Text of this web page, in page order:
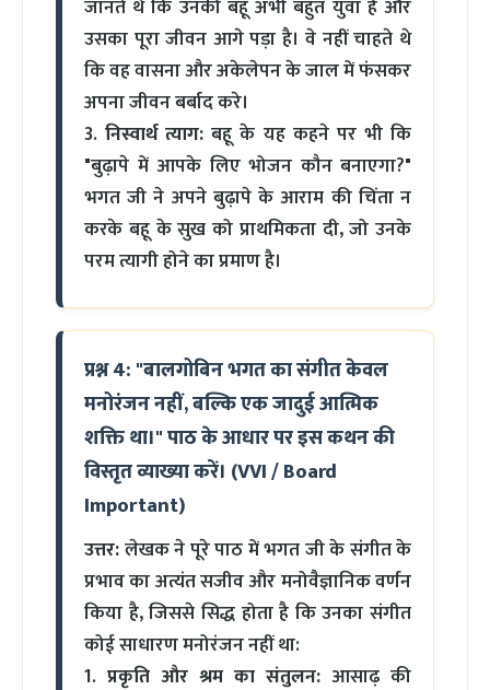
जानते थे कि उनकी बहू अभी बहुत युवा है और
उसका पूरा जीवन आगे पड़ा है। वे नहीं चाहते थे
कि वह वासना और अकेलेपन के जाल में फंसकर
अपना जीवन बर्बाद करे।
3.निस्वार्थ त्याग: बहू के यह कहने पर भी कि
"बुढ़ापे में आपके लिए भोजन कौन बनाएगा?"
भगत जी ने अपने बुढ़ापे के आराम की चिंता न
करके बहू के सुख को प्राथमिकता दी, जो उनके
परम त्यागी होने का प्रमाण है।
प्रश्न 4: "बालगोबिन भगत का संगीत केवल
मनोरंजन नहीं, बल्कि एक जादुई आत्मिक
शक्ति था।" पाठ के आधार पर इस कथन की
विस्तृत व्याख्या करें। (VVI / Board
Important)
उत्तर:लेखक ने पूरे पाठ में भगत जी के संगीत के
प्रभाव का अत्यंत सजीव और मनोवैज्ञानिक वर्णन
किया है, जिससे सिद्ध होता है कि उनका संगीत
कोई साधारण मनोरंजन नहीं था:
1. प्रकृति और श्रम का संतुलन: आसाढ़ की